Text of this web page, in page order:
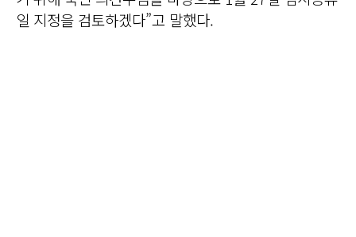
일 지정을 검토하겠다”고 말했다.